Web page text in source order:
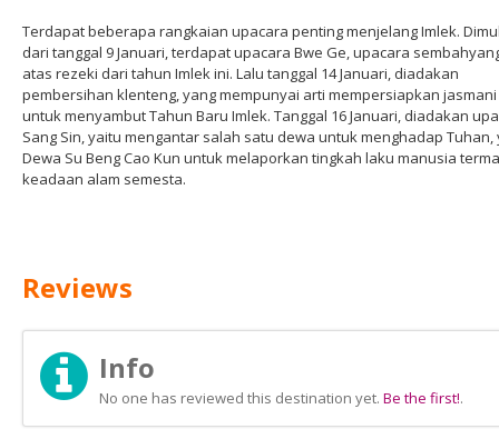
Terdapat beberapa rangkaian upacara penting menjelang Imlek.
dari tanggal 9 Januari, terdapat upacara Bwe Ge, upacara
atas rezeki dari tahun Imlek ini. Lalu tanggal 14 Januari, diadakan
pembersihan klenteng, yang mempunyai arti mempersiapkan jasmani
untuk menyambut Tahun Baru Imlek. Tanggal 16 Januari, diadakan
Sang Sin, yaitu mengantar salah satu dewa untuk menghadap Tuhan,
Dewa Su Beng Cao Kun untuk melaporkan tingkah laku manusia
keadaan alam semesta.
Reviews
Info
No one has reviewed this destination yet. Be the first!.